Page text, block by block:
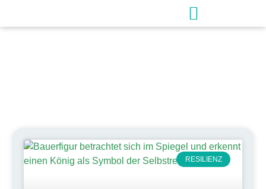
RESILIENZ